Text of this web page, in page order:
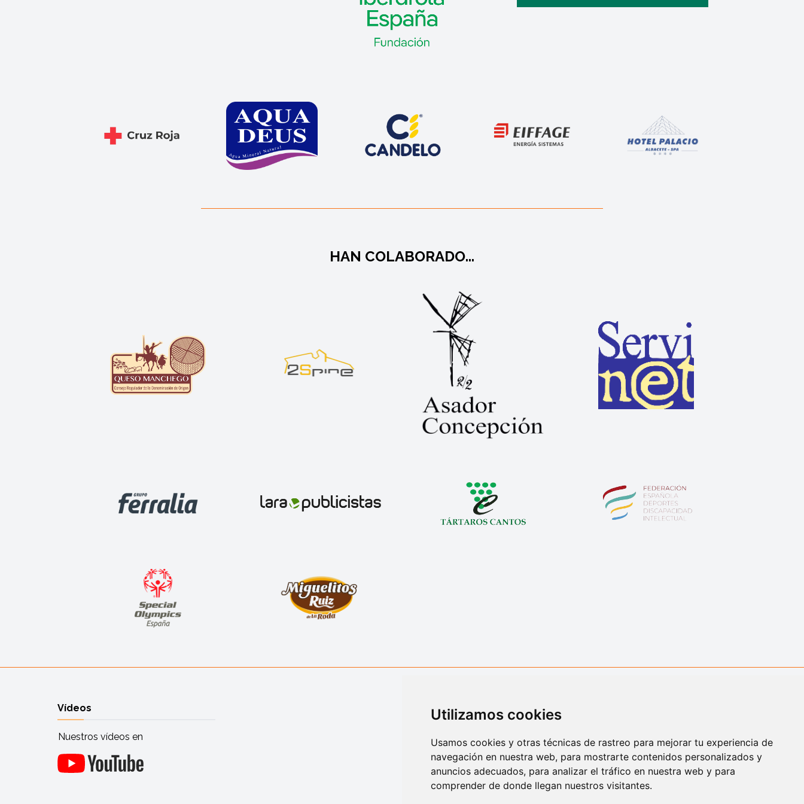
Utilizamos cookies
Usamos cookies y otras técnicas de rastreo para mejorar tu experiencia de
navegación en nuestra web, para mostrarte contenidos personalizados y
anuncios adecuados, para analizar el tráfico en nuestra web y para
comprender de donde llegan nuestros visitantes.
HAN COLABORADO...
Vídeos
Nuestros vídeos en